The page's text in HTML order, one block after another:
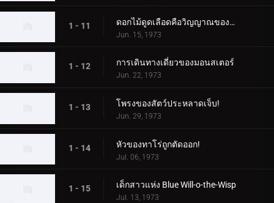
1 - 11 ดอกไม้ดูดเลือดคือวิญญาณของเด็กสาว
Jun. 15, 1973
1 - 12 การเดินทางเดี่ยวของมอนสเตอร์
Jun. 22, 1973
1 - 13 โพรงของสัตว์ประหลาดเจ็บ!
Jun. 29, 1973
1 - 14 หัวของทาโร่ถูกตัดออก!
Jul. 06, 1973
1 - 15 เด็กสาวแห่ง Blue Will-o-the-Wisp
Jul. 13, 1973